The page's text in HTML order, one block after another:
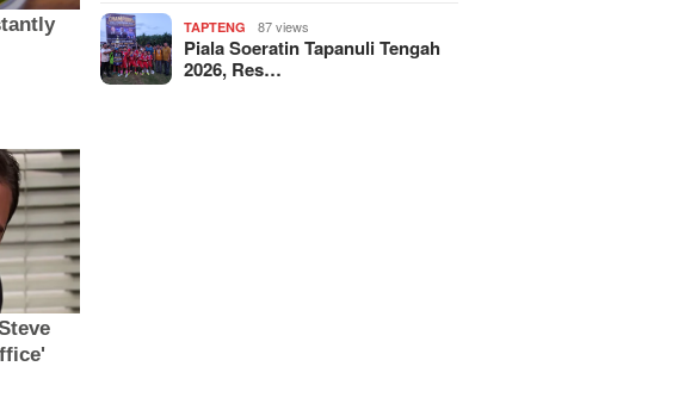
TAPTENG 87 views
Piala Soeratin Tapanuli Tengah
2026, Res…